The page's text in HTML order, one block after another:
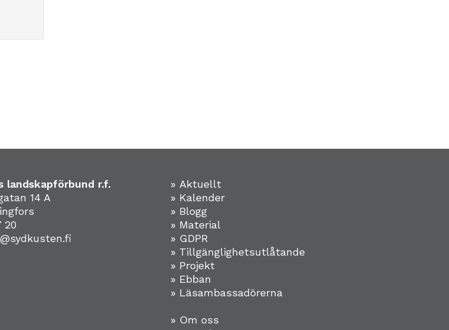
landskapförbund r.f.
14 A
20
» Aktuellt
» Kalender
» Blogg
» Material
» GDPR
» Tillgänglighetsutlåtande
» Projekt
» Ebban
» Läsambassadörerna
» Om oss